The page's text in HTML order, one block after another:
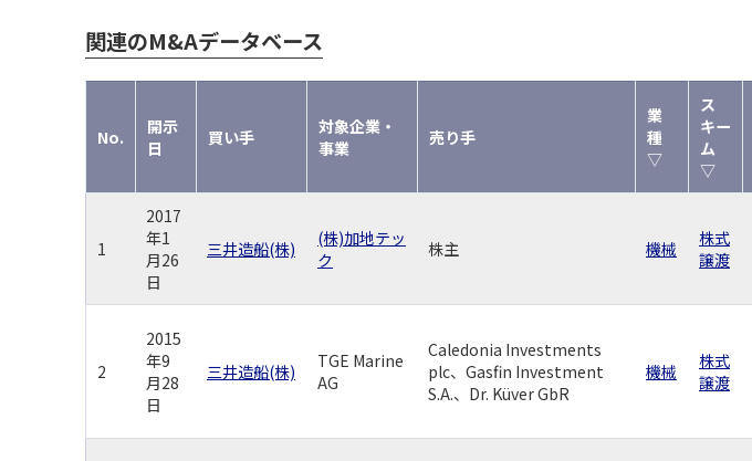
関連のM&Aデータベース
No.
開示
日
買い手
対象企業・
事業
売り手
業
種
▽
ス
キー
ム
▽
1
2017
年1
月26
日
三井造船(株)
(株)加地テッ
ク
株主 機械
株式
譲渡
2
2015
年9
月28
日
三井造船(株)
TGE Marine
AG
Caledonia Investments
plc、Gasfin Investment
S.A.、Dr. Küver GbR
機械
株式
譲渡